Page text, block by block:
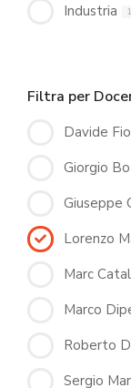
Industria 1
Filtra per
Davide
Giorgio
Giuseppe
Lorenzo
Marc
Marco
Roberto
Sergio